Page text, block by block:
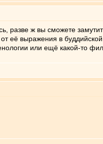
разве ж вы сможете
её выражения в
или ещё какой-то